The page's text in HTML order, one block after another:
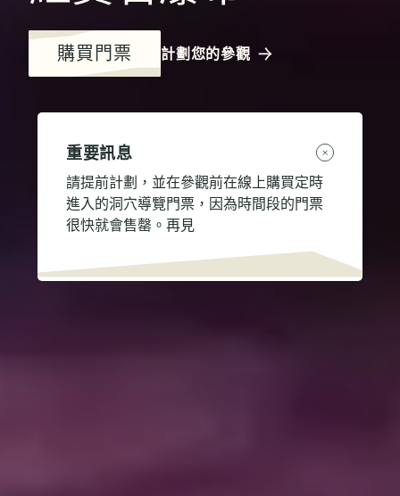
購買門票 計劃您的參觀
重要訊息
請提前計劃，並在參觀前在線上購買定時
進入的洞穴導覽門票，因為時間段的門票
很快就會售罄。再見